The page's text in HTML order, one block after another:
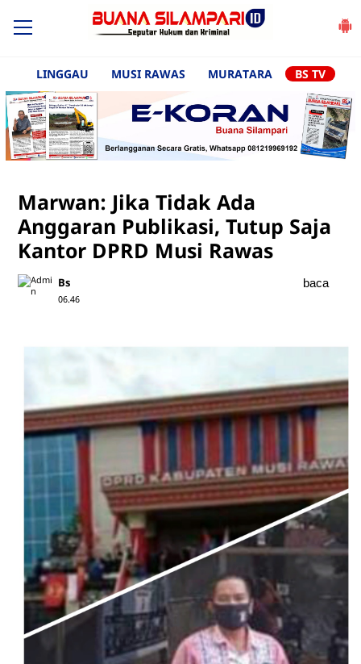
LINGGAU MUSI RAWAS MURATARA BS TV
Marwan: Jika Tidak Ada
Anggaran Publikasi, Tutup Saja
Kantor DPRD Musi Rawas
Bs
06.46
baca